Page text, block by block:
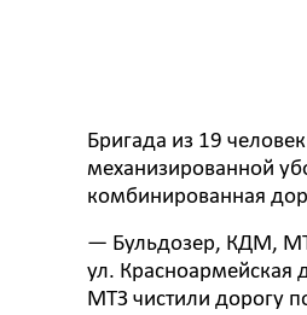
Бригада из 19
механизированной
комбинированная
— Бульдозер, КДМ,
ул. Красноармейская
МТЗ чистили дорогу